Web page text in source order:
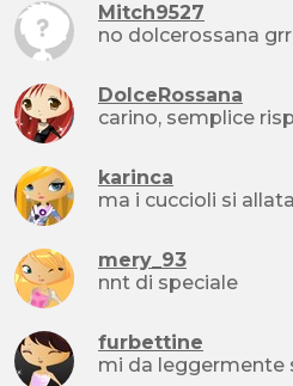
Mitch9527
no dolcerossana grr
DolceRossana
karinca
mery_93
nnt di speciale
furbettine
mi da leggermente